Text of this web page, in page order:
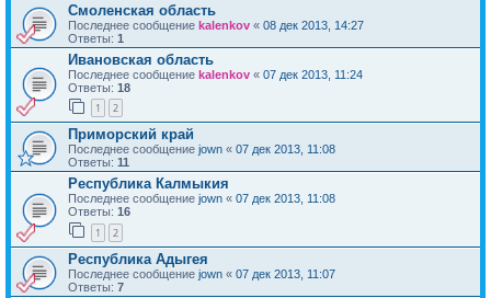
Смоленская область
Последнее сообщение kalenkov « 08 дек 2013, 14:27
Ответы: 1
Ивановская область
Последнее сообщение kalenkov « 07 дек 2013, 11:24
Ответы: 18
1 2
Приморский край
Последнее сообщение jown « 07 дек 2013, 11:08
Ответы: 11
Республика Калмыкия
Последнее сообщение jown « 07 дек 2013, 11:08
Ответы: 16
1 2
Республика Адыгея
Последнее сообщение jown « 07 дек 2013, 11:07
Ответы: 7